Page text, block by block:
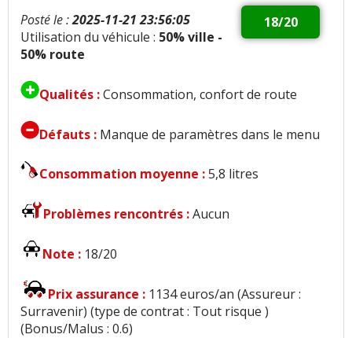
18/20
Posté le :2025-11-21 23:56:05
Utilisation du véhicule : 50% ville -
50% route
Qualités :Consommation, confort de route
Défauts : Manque de paramètres dans le menu
Consommation moyenne :5,8 litres
Problèmes rencontrés :Aucun
Note : 18/20
Prix assurance : 1134 euros/an (Assureur :
Surravenir) (type de contrat : Tout risque )
(Bonus/Malus : 0.6)